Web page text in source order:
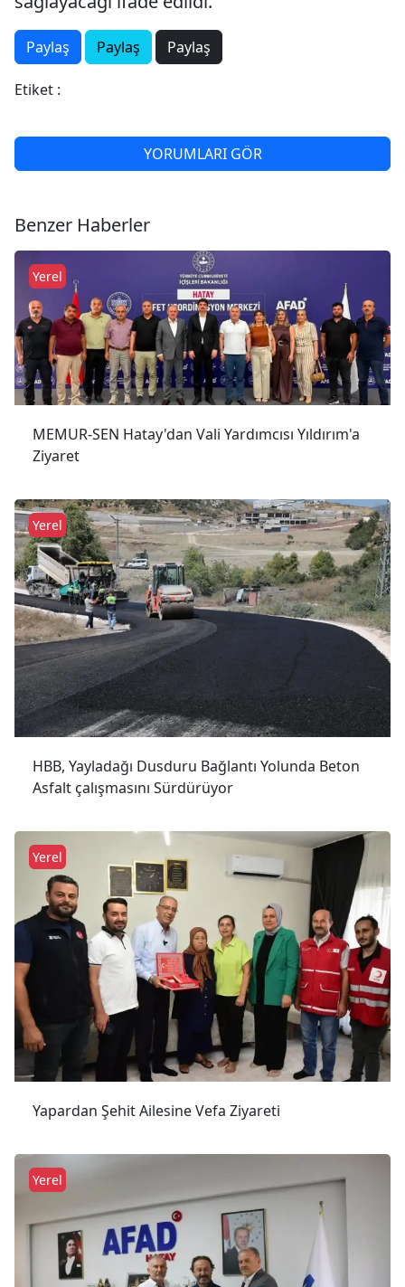
Paylaş Paylaş Paylaş
Etiket :
YORUMLARI GÖR
Benzer Haberler
MEMUR-SEN Hatay'dan Vali Yardımcısı Yıldırım'a
Ziyaret
Yerel
HBB, Yayladağı Dusduru Bağlantı Yolunda Beton
Asfalt çalışmasını Sürdürüyor
Yerel
Yapardan Şehit Ailesine Vefa Ziyareti
Yerel
Yerel